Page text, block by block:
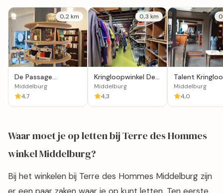
0,2 km
De Passage
Middelburg
Middelburg
4,7
0,3 km
Kringloopwinkel De
Kledij in Middelburg
Middelburg
4,3
Talent
Middelburg
Middelburg
4,0
Waar moet je op letten bij Terre des Hommes
winkel Middelburg?
Bij het winkelen bij Terre des Hommes Middelburg zijn